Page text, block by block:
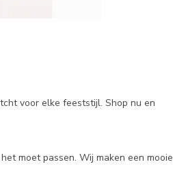
voor elke feeststijl. Shop nu en
moet passen. Wij maken een mooie